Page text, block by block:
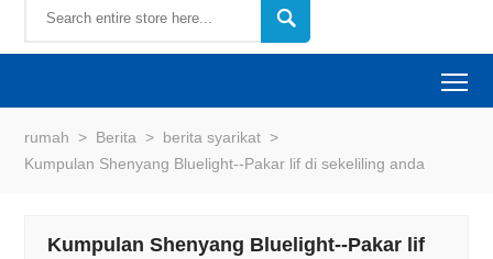

rumah > Berita > berita syarikat >
Kumpulan Shenyang Bluelight--Pakar lif di sekeliling anda
Kumpulan Shenyang Bluelight--Pakar lif